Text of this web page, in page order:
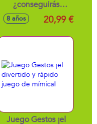
¿conseguirás
recordar la
secuencia de
8 años 20,99 €
Juego Gestos ¡el